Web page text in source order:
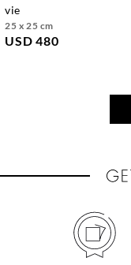
vie
25 x 25 cm
USD 480